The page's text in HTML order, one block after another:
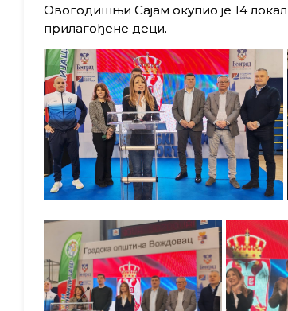
Овогодишњи Сајам окупио је 14
прилагођене деци.